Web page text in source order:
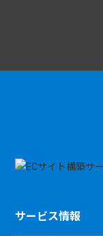
サービス情報